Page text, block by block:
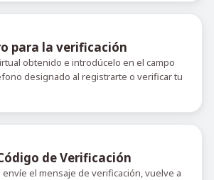
para la verificación
obtenido e introdúcelo en el campo
designado al registrarte o verificar tu
de Verificación
el mensaje de verificación, vuelve a